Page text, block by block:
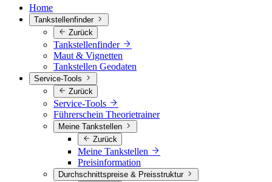
Home
Tankstellenfinder
Zurück
Tankstellenfinder
Maut & Vignetten
Tankstellen Geodaten
Service-Tools
Zurück
Service-Tools
Führerschein Theorietrainer
Meine Tankstellen
Zurück
Meine Tankstellen
Preisinformation
Durchschnittspreise & Preisstruktur